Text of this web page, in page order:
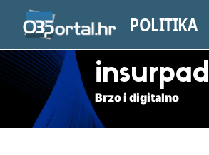
POLITIKA
insurpad
Brzo i digitalno